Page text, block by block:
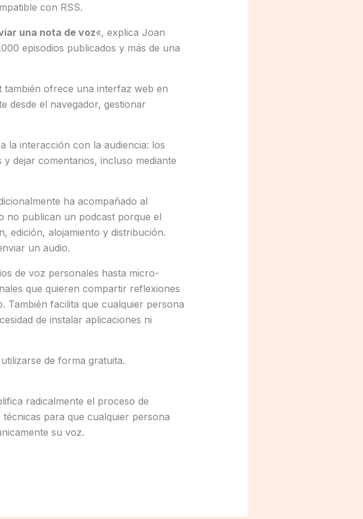
con RSS.
una nota de voz«, explica Joan
episodios publicados y más de una
también ofrece una interfaz web en
desde el navegador, gestionar
la interacción con la audiencia: los
dejar comentarios, incluso mediante
ha acompañado al
no publican un podcast porque el
edición, alojamiento y distribución.
un audio.
de voz personales hasta micro-
que quieren compartir reflexiones
También facilita que cualquier persona
de instalar aplicaciones ni
de forma gratuita.
radicalmente el proceso de
para que cualquier persona
su voz.